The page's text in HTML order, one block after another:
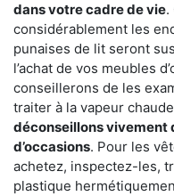
dans votre cadre de vie.
considérablement les
punaises de lit seront
l’achat de vos meubles
conseillerons de les
traiter à la vapeur
déconseillons vivement
d’occasions. Pour les
achetez, inspectez-les,
plastique